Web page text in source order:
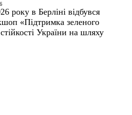
року в Берліні відбувся
«Підтримка зеленого
України на шляху